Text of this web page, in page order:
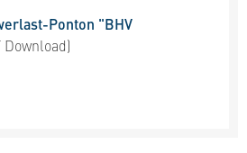
Ponton "BHV
Download)